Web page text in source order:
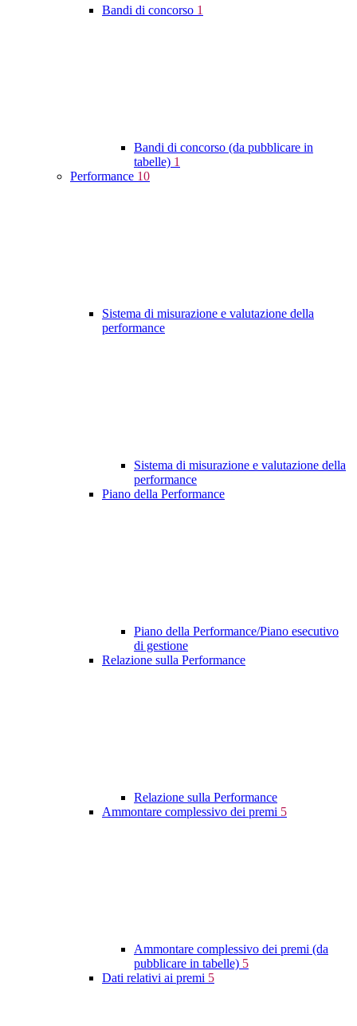
Bandi di concorso 1
Bandi di concorso (da pubblicare in
tabelle) 1
Performance 10
Sistema di misurazione e valutazione della
performance
Sistema di misurazione e valutazione della
performance
Piano della Performance
Piano della Performance/Piano esecutivo
di gestione
Relazione sulla Performance
Relazione sulla Performance
Ammontare complessivo dei premi 5
Ammontare complessivo dei premi (da
pubblicare in tabelle) 5
Dati relativi ai premi 5